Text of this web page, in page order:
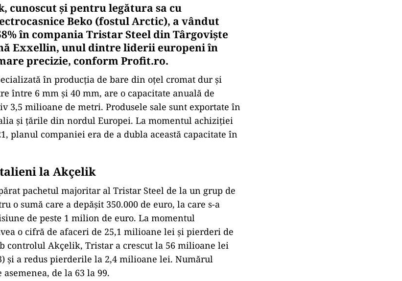
cunoscut și pentru legătura sa cu
Beko (fostul Arctic), a vândut
în compania Tristar Steel din Târgoviște
Exxellin, unul dintre liderii europeni în
precizie, conform Profit.ro.
în producția de bare din oțel cromat dur și
între 6 mm și 40 mm, are o capacitate anuală de
3,5 milioane de metri. Produsele sale sunt exportate în
și țările din nordul Europei. La momentul achiziției
planul companiei era de a dubla această capacitate în
la Akçelik
pachetul majoritar al Tristar Steel de la un grup de
o sumă care a depășit 350.000 de euro, la care s-a
de peste 1 milion de euro. La momentul
o cifră de afaceri de 25,1 milioane lei și pierderi de
controlul Akçelik, Tristar a crescut la 56 milioane lei
și a redus pierderile la 2,4 milioane lei. Numărul
de la 63 la 99.